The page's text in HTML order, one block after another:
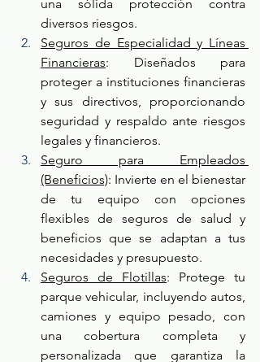
una sólida protección contra
diversos riesgos.
Seguros de Especialidad y Líneas
Financieras: Diseñados para
proteger a instituciones financieras
y sus directivos, proporcionando
seguridad y respaldo ante riesgos
legales y financieros.
Seguro para Empleados
(Beneficios): Invierte en el bienestar
de tu equipo con opciones
flexibles de seguros de salud y
beneficios que se adaptan a tus
necesidades y presupuesto.
Seguros de Flotillas: Protege tu
parque vehicular, incluyendo autos,
camiones y equipo pesado, con
una cobertura completa y
personalizada que garantiza la